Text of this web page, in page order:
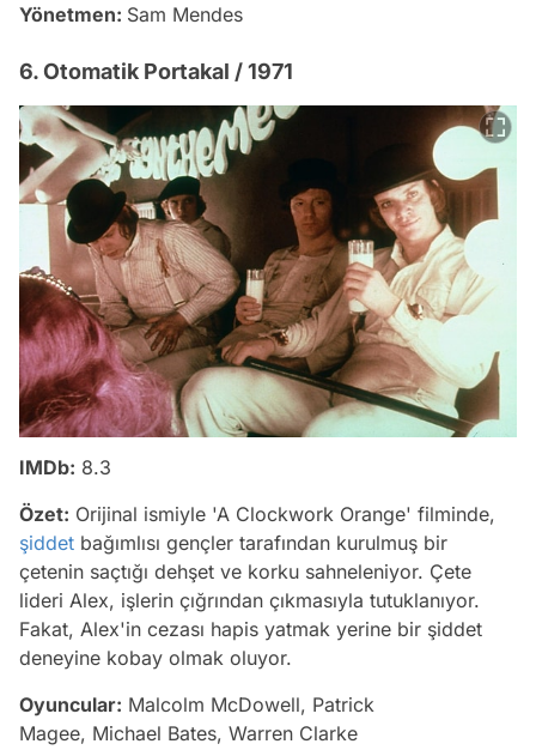
Yönetmen: Sam Mendes
6. Otomatik Portakal / 1971
IMDb: 8.3
Özet: Orijinal ismiyle 'A Clockwork Orange' filminde,
şiddet bağımlısı gençler tarafından kurulmuş bir
çetenin saçtığı dehşet ve korku sahneleniyor. Çete
lideri Alex, işlerin çığrından çıkmasıyla tutuklanıyor.
Fakat, Alex'in cezası hapis yatmak yerine bir şiddet
deneyine kobay olmak oluyor.
Oyuncular: Malcolm McDowell, Patrick
Magee, Michael Bates, Warren Clarke